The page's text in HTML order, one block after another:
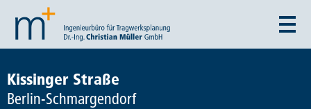
Kissinger Straße
Berlin-Schmargendorf